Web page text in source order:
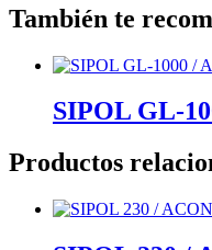
También te
SIPOL GL-
Productos